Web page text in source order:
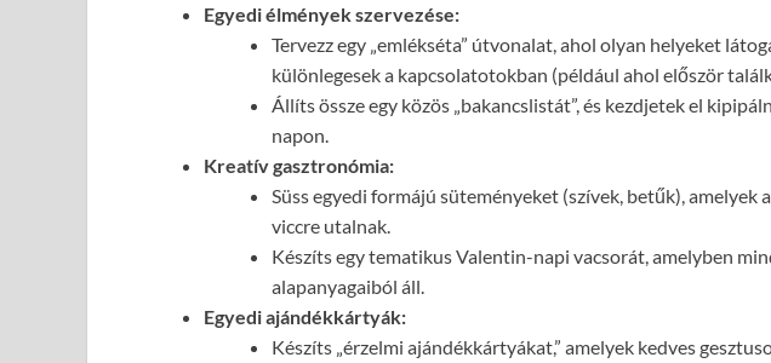
Egyedi élmények szervezése:
Tervezz egy „emlékséta” útvonalat, ahol olyan helyeket
különlegesek a kapcsolatotokban (például ahol először
Állíts össze egy közös „bakancslistát”, és kezdjetek el
napon.
Kreatív gasztronómia:
Süss egyedi formájú süteményeket (szívek, betűk), amelyek
viccre utalnak.
Készíts egy tematikus Valentin-napi vacsorát, amelyben
alapanyagaiból áll.
Egyedi ajándékkártyák:
Készíts „érzelmi ajándékkártyákat,” amelyek kedves